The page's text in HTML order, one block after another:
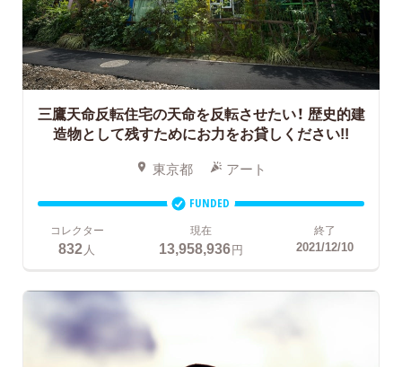
三鷹天命反転住宅の天命を反転させたい！ 歴史的建
造物として残すためにお力をお貸しください!!
東京都 アート
FUNDED
コレクター
832 人
現在
13,958,936円
終了
2021/12/10